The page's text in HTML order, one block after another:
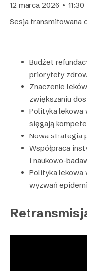
12 marca 2026 •
Sesja transmitowana
Budżet
priorytety
Znaczenie
zwiększaniu
Polityka lekowa
sięgają
Nowa strategia
Współpraca
i naukowo-
Polityka lekowa
wyzwań